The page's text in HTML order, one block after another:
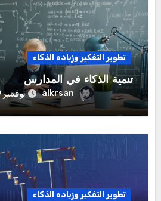
تطوير التفكير وزياده الذكاء
تنمية الذكاء في المدارس
alkrsan نوفمبر 19, 2025
تطوير التفكير وزياده الذكاء